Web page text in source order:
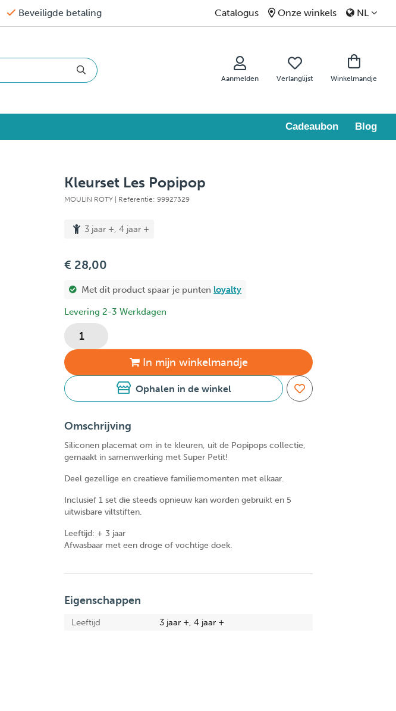
Beveiligde betaling Catalogus Onze winkels NL
Aanmelden Verlanglijst Winkelmandje
Cadeaubon Blog
Kleurset Les Popipop
MOULIN ROTY | Referentie: 99927329
3 jaar +, 4 jaar +
€ 28,00
Met dit product spaar je punten loyalty
Levering 2-3 Werkdagen
In mijn winkelmandje
Ophalen in de winkel
Omschrijving
Siliconen placemat om in te kleuren, uit de Popipops collectie,
gemaakt in samenwerking met Super Petit!
Deel gezellige en creatieve familiemomenten met elkaar.
Inclusief 1 set die steeds opnieuw kan worden gebruikt en 5
uitwisbare viltstiften.
Leeftijd: + 3 jaar
Afwasbaar met een droge of vochtige doek.
Eigenschappen
Leeftijd 3 jaar +, 4 jaar +